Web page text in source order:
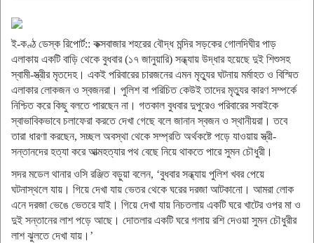
ই-কণ্ঠ ডেস্ক রিপোর্ট:: কক্সবাজার শহরের বৌদ্ধ মন্দির সড়কের গোলদিঘীর পাড়
এলাকায় একটি বাড়ি থেকে বুধবার (১৭ জানুয়ারি) সন্ধ্যায় উদ্ধার হয়েছে দুই শিশুসহ
স্বামী-স্ত্রীর মৃতদেহ। একই পরিবারের চারজনের এমন মৃত্যুর ঘটনায় মর্মাহত ও বিস্মিত
এলাকার লোকজন ও স্বজনরা। পুলিশ বা পরিচিত কেউই তাদের মৃত্যুর কারণ সম্পর্কে
নিশ্চিত করে কিছু বলতে পারছেন না। গতকাল বুধবার দুপুরেও পরিবারের সবাইকে
স্বাভাবিকভাবে চলাফেরা করতে দেখা গেছে বলে জানান স্বজন ও স্থানীয়রা। তবে
তারা ধারণা করছেন, সচ্ছল অবস্থা থেকে সম্প্রতি অর্থকষ্টে পড়ে যাওয়ায় স্ত্রী-
সন্তানদের হত্যা করে আত্মহত্যার পথ বেছে নিয়ে থাকতে পারে সুমন চৌধুরী।
সদর মডেল থানার ওসি রঞ্জিত বড়ুয়া বলেন, ‘বুধবার সন্ধ্যায় পুলিশ খবর পেয়ে
ঘটনাস্থলে যায়। গিয়ে দেখা যায় ভেতর থেকে ঘরের দরজা আটকানো। আমরা লোক
এনে দরজা ভেঙে ভেতরে যাই। গিয়ে দেখা যায় নিচতলায় একটি ঘরে খাটের ওপর মা ও
দুই সন্তানের লাশ পড়ে আছে। দোতলার একটি ঘরে গলায় রশি দেওয়া সুমন চৌধুরীর
লাশ ঝুলতে দেখা যায়।’